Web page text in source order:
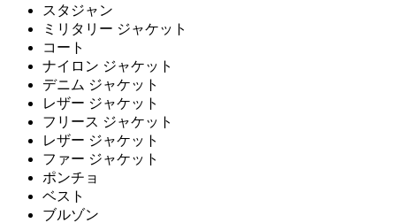
スタジャン
ミリタリー ジャケット
コート
ナイロン ジャケット
デニム ジャケット
レザー ジャケット
フリース ジャケット
レザー ジャケット
ファー ジャケット
ポンチョ
ベスト
ブルゾン